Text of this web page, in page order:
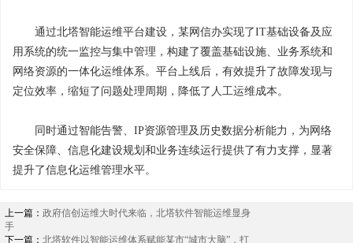
通过北塔智能运维平台建设，某网信办实现了IT基础设备及应
用系统的统一监控与集中管理，构建了覆盖基础设施、业务系统和
网络资源的一体化运维体系。平台上线后，有效提升了故障发现与
定位效率，缩短了问题处理周期，降低了人工运维成本。
同时通过智能告警、IP资源管理及历史数据分析能力，为网络
安全保障、信息化建设规划和业务连续运行提供了有力支撑，显著
提升了信息化运维管理水平。
上一篇： 政府信创运维大时代来临，北塔软件智能运维显身
手
下一篇： 北塔软件以智能运维体系赋能某市“城市大脑”，打